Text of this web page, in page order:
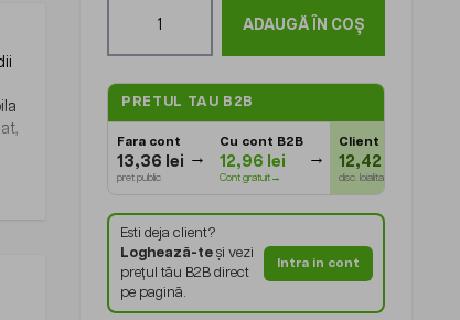
ADAUGĂ ÎN COȘ
PRETUL TAU B2B
Fara cont
13,36 lei
pret public
Cu cont B2B
12,96 lei
Cont gratuit→
Client Gold
12,42 lei
disc. loialitate
Esti deja client?
Loghează-teși vezi
prețul tău B2B direct
pe pagină.
Intra in cont